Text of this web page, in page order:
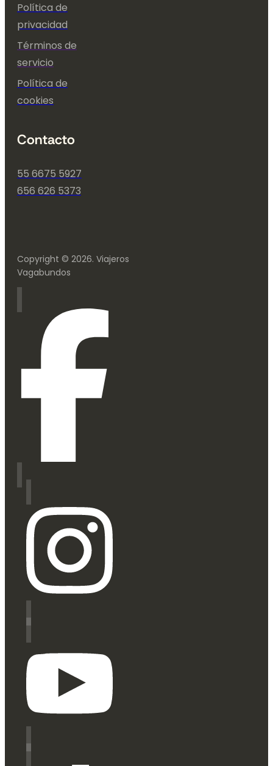
Política de
privacidad
Términos de
servicio
Política de
cookies
Contacto
55 6675 5927
656 626 5373
Copyright © 2026. Viajeros
Vagabundos